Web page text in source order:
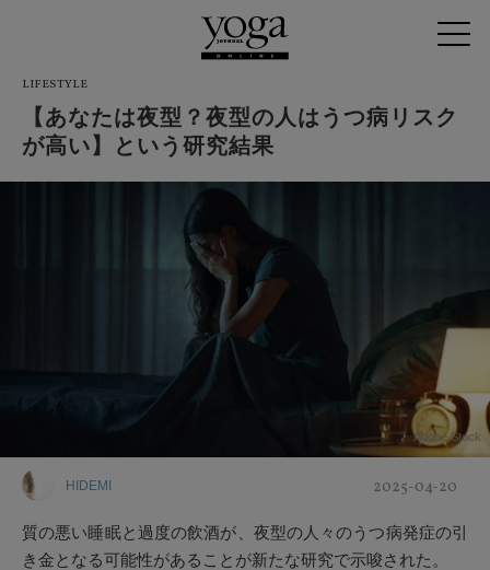
LIFESTYLE
【あなたは夜型？夜型の人はうつ病リスク
が高い】という研究結果
Adobe Stock
HIDEMI 2025-04-20
質の悪い睡眠と過度の飲酒が、夜型の人々のうつ病発症の引
き金となる可能性があることが新たな研究で示唆された。